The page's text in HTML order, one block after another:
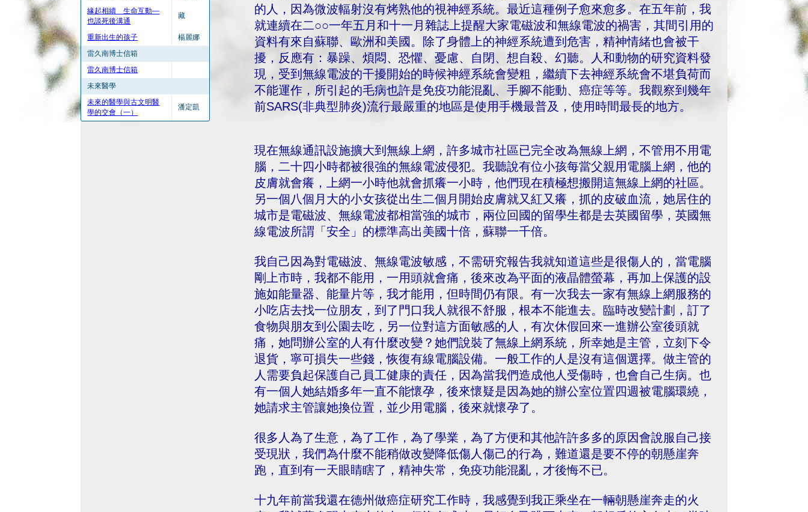
緣起相續 生命互動—
也談死後溝通
藏
重新出生的孩子
楊麗娜
雷久南博士信箱
雷久南博士信箱
未來醫學
未來的醫學與古文明醫
學的交會（一）
潘定凱
的人，因為微波輻射沒有烤熟他的視神經系統。最近這種例子愈來愈多。在五年前，我
就連續在二○○一年五月和十一月雜誌上提醒大家電磁波和無線電波的禍害，其間引用的
資料有來自蘇聯、歐洲和美國。除了身體上的神經系統遭到危害，精神情緒也會被干
擾，反應有：暴躁、煩悶、恐懼、憂慮、自閉、想自殺、幻聽。人和動物的研究資料發
現，受到無線電波的干擾開始的時候神經系統會變粗，繼續下去神經系統會不堪負荷而
不能運作，所引起的毛病也許是免疫功能混亂、手腳不能動、癌症等等。我觀察到幾年
前SARS(非典型肺炎)流行最嚴重的地區是使用手機最普及，使用時間最長的地方。
現在無線通訊設施擴大到無線上網，許多城市社區已完全改為無線上網，不管用不用電
腦，二十四小時都被很強的無線電波侵犯。我聽說有位小孩每當父親用電腦上網，他的
皮膚就會癢，上網一小時他就會抓癢一小時，他們現在積極想搬開這無線上網的社區。
另一個八個月大的小女孩從出生二個月開始皮膚就又紅又癢，抓的皮破血流，她居住的
城市是電磁波、無線電波都相當強的城市，兩位回國的留學生都是去英國留學，英國無
線電波所謂「安全」的標準高出美國十倍，蘇聯一千倍。
我自己因為對電磁波、無線電波敏感，不需研究報告我就知道這些是很傷人的，當電腦
剛上市時，我都不能用，一用頭就會痛，後來改為平面的液晶體螢幕，再加上保護的設
施如能量器、能量片等，我才能用，但時間仍有限。有一次我去一家有無線上網服務的
小吃店去找一位朋友，到了門口我人就很不舒服，根本不能進去。臨時改變計劃，訂了
食物與朋友到公園去吃，另一位對這方面敏感的人，有次休假回來一進辦公室後頭就
痛，她問辦公室的人有什麼改變？她們說裝了無線上網系統，所幸她是主管，立刻下令
退貨，寧可損失一些錢，恢復有線電腦設備。一般工作的人是沒有這個選擇。做主管的
人需要負起保護自己員工健康的責任，因為當我們造成他人受傷時，也會自己生病。也
有一個人她結婚多年一直不能懷孕，後來懷疑是因為她的辦公室位置四週被電腦環繞，
她請求主管讓她換位置，並少用電腦，後來就懷孕了。
很多人為了生意，為了工作，為了學業，為了方便和其他許許多多的原因會說服自己接
受現狀，我們為什麼不能稍做改變降低傷人傷己的行為，難道還是要不停的朝懸崖奔
跑，直到有一天眼睛瞎了，精神失常，免疫功能混亂，才後悔不已。
十九年前當我還在德州做癌症研究工作時，我感覺到我正乘坐在一輛朝懸崖奔走的火